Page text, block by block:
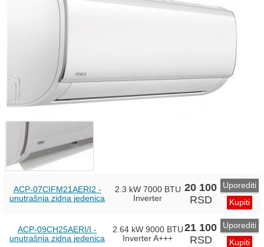
ACP-07CIFM21AERI2 -
unutrašnja zidna jedenica
2.3 kW7000 BTU
Inverter
20 100
RSD
Uporediti
Kupiti
ACP-09CH25AERI/I -
unutrašnja zidna jedenica
2.64 kW9000 BTU
Inverter A+++
21 100
RSD
Uporediti
Kupiti